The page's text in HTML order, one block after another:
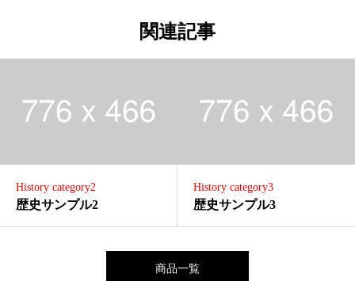
関連記事
History category2
歴史サンプル2
History category3
歴史サンプル3
商品一覧